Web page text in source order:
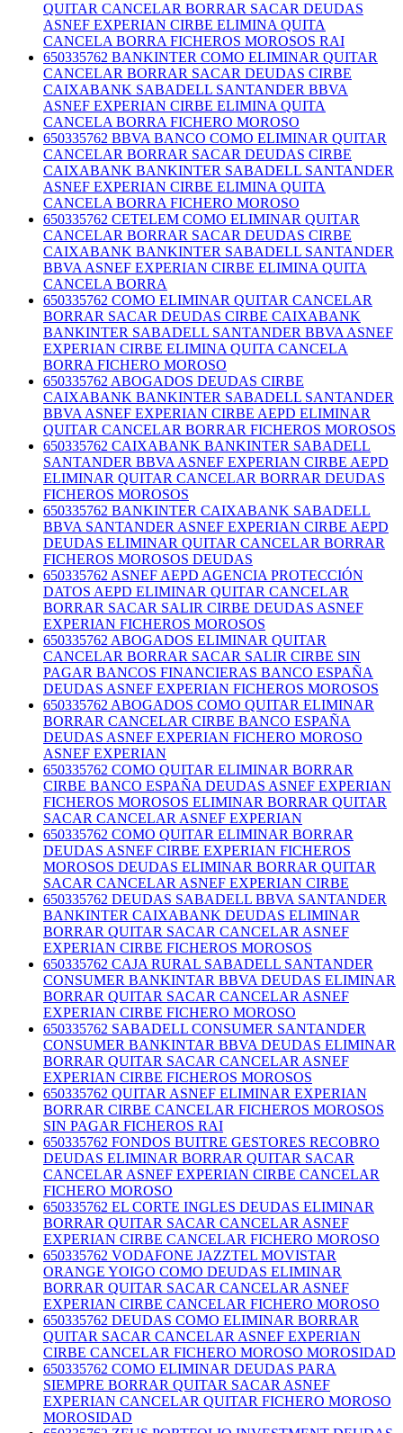
QUITAR CANCELAR BORRAR SACAR DEUDAS
ASNEF EXPERIAN CIRBE ELIMINA QUITA
CANCELA BORRA FICHEROS MOROSOS RAI
650335762 BANKINTER COMO ELIMINAR QUITAR
CANCELAR BORRAR SACAR DEUDAS CIRBE
CAIXABANK SABADELL SANTANDER BBVA
ASNEF EXPERIAN CIRBE ELIMINA QUITA
CANCELA BORRA FICHERO MOROSO
650335762 BBVA BANCO COMO ELIMINAR QUITAR
CANCELAR BORRAR SACAR DEUDAS CIRBE
CAIXABANK BANKINTER SABADELL SANTANDER
ASNEF EXPERIAN CIRBE ELIMINA QUITA
CANCELA BORRA FICHERO MOROSO
650335762 CETELEM COMO ELIMINAR QUITAR
CANCELAR BORRAR SACAR DEUDAS CIRBE
CAIXABANK BANKINTER SABADELL SANTANDER
BBVA ASNEF EXPERIAN CIRBE ELIMINA QUITA
CANCELA BORRA
650335762 COMO ELIMINAR QUITAR CANCELAR
BORRAR SACAR DEUDAS CIRBE CAIXABANK
BANKINTER SABADELL SANTANDER BBVA ASNEF
EXPERIAN CIRBE ELIMINA QUITA CANCELA
BORRA FICHERO MOROSO
650335762 ABOGADOS DEUDAS CIRBE
CAIXABANK BANKINTER SABADELL SANTANDER
BBVA ASNEF EXPERIAN CIRBE AEPD ELIMINAR
QUITAR CANCELAR BORRAR FICHEROS MOROSOS
650335762 CAIXABANK BANKINTER SABADELL
SANTANDER BBVA ASNEF EXPERIAN CIRBE AEPD
ELIMINAR QUITAR CANCELAR BORRAR DEUDAS
FICHEROS MOROSOS
650335762 BANKINTER CAIXABANK SABADELL
BBVA SANTANDER ASNEF EXPERIAN CIRBE AEPD
DEUDAS ELIMINAR QUITAR CANCELAR BORRAR
FICHEROS MOROSOS DEUDAS
650335762 ASNEF AEPD AGENCIA PROTECCIÓN
DATOS AEPD ELIMINAR QUITAR CANCELAR
BORRAR SACAR SALIR CIRBE DEUDAS ASNEF
EXPERIAN FICHEROS MOROSOS
650335762 ABOGADOS ELIMINAR QUITAR
CANCELAR BORRAR SACAR SALIR CIRBE SIN
PAGAR BANCOS FINANCIERAS BANCO ESPAÑA
DEUDAS ASNEF EXPERIAN FICHEROS MOROSOS
650335762 ABOGADOS COMO QUITAR ELIMINAR
BORRAR CANCELAR CIRBE BANCO ESPAÑA
DEUDAS ASNEF EXPERIAN FICHERO MOROSO
ASNEF EXPERIAN
650335762 COMO QUITAR ELIMINAR BORRAR
CIRBE BANCO ESPAÑA DEUDAS ASNEF EXPERIAN
FICHEROS MOROSOS ELIMINAR BORRAR QUITAR
SACAR CANCELAR ASNEF EXPERIAN
650335762 COMO QUITAR ELIMINAR BORRAR
DEUDAS ASNEF CIRBE EXPERIAN FICHEROS
MOROSOS DEUDAS ELIMINAR BORRAR QUITAR
SACAR CANCELAR ASNEF EXPERIAN CIRBE
650335762 DEUDAS SABADELL BBVA SANTANDER
BANKINTER CAIXABANK DEUDAS ELIMINAR
BORRAR QUITAR SACAR CANCELAR ASNEF
EXPERIAN CIRBE FICHEROS MOROSOS
650335762 CAJA RURAL SABADELL SANTANDER
CONSUMER BANKINTAR BBVA DEUDAS ELIMINAR
BORRAR QUITAR SACAR CANCELAR ASNEF
EXPERIAN CIRBE FICHERO MOROSO
650335762 SABADELL CONSUMER SANTANDER
CONSUMER BANKINTAR BBVA DEUDAS ELIMINAR
BORRAR QUITAR SACAR CANCELAR ASNEF
EXPERIAN CIRBE FICHEROS MOROSOS
650335762 QUITAR ASNEF ELIMINAR EXPERIAN
BORRAR CIRBE CANCELAR FICHEROS MOROSOS
SIN PAGAR FICHEROS RAI
650335762 FONDOS BUITRE GESTORES RECOBRO
DEUDAS ELIMINAR BORRAR QUITAR SACAR
CANCELAR ASNEF EXPERIAN CIRBE CANCELAR
FICHERO MOROSO
650335762 EL CORTE INGLES DEUDAS ELIMINAR
BORRAR QUITAR SACAR CANCELAR ASNEF
EXPERIAN CIRBE CANCELAR FICHERO MOROSO
650335762 VODAFONE JAZZTEL MOVISTAR
ORANGE YOIGO COMO DEUDAS ELIMINAR
BORRAR QUITAR SACAR CANCELAR ASNEF
EXPERIAN CIRBE CANCELAR FICHERO MOROSO
650335762 DEUDAS COMO ELIMINAR BORRAR
QUITAR SACAR CANCELAR ASNEF EXPERIAN
CIRBE CANCELAR FICHERO MOROSO MOROSIDAD
650335762 COMO ELIMINAR DEUDAS PARA
SIEMPRE BORRAR QUITAR SACAR ASNEF
EXPERIAN CANCELAR QUITAR FICHERO MOROSO
MOROSIDAD